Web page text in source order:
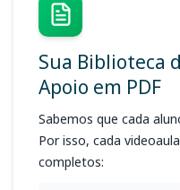
Sua Biblioteca
Apoio em PDF
Sabemos que cada
Por isso, cada
completos: